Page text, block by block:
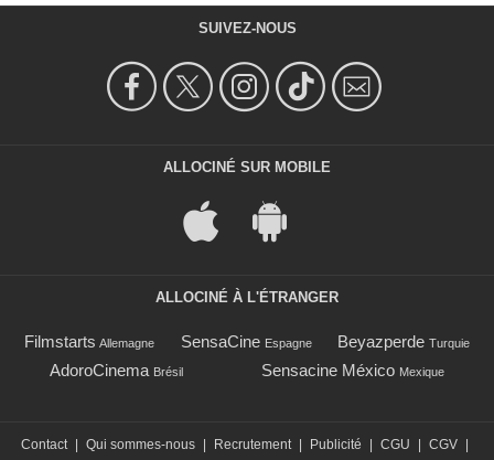
SUIVEZ-NOUS
ALLOCINÉ SUR MOBILE
ALLOCINÉ À L'ÉTRANGER
Filmstarts Allemagne SensaCine Espagne Beyazperde Turquie
AdoroCinema Brésil Sensacine México Mexique
Contact | Qui sommes-nous | Recrutement | Publicité | CGU | CGV |